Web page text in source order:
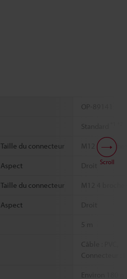
OP-89141
Standard
Taille du connecteur M12 4
Aspect Droit
Taille du connecteur M12 4
Aspect Droit
5 m
Câble : PVC,
Connecteur :
Environ 180 g
Scroll